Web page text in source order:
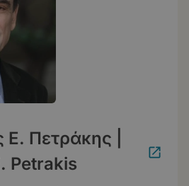
Πετράκης |
Petrakis